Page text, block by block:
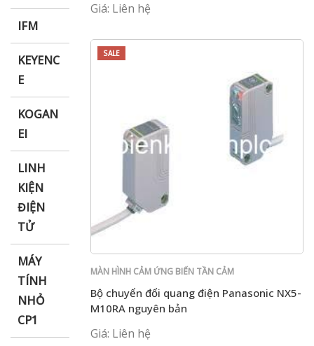
IFM
KEYENC
E
KOGAN
EI
LINH
KIỆN
ĐIỆN
TỬ
MÁY
TÍNH
NHỎ
CP1
Giá: Liên hệ
SALE
MÀN HÌNH CẢM ỨNG BIẾN TẦN CẢM
Bộ chuyển đổi quang điện Panasonic NX5-
M10RA nguyên bản
Giá: Liên hệ